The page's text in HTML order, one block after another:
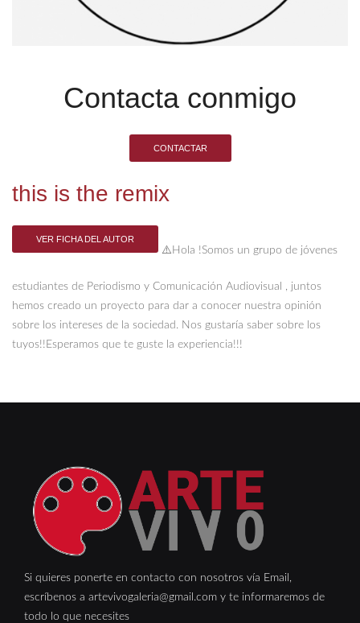
Contacta conmigo
CONTACTAR
this is the remix
VER FICHA DEL AUTOR
⚠️Hola !Somos un grupo de jóvenes
estudiantes de Periodismo y Comunicación Audiovisual , juntos
hemos creado un proyecto para dar a conocer nuestra opinión
sobre los intereses de la sociedad. Nos gustaría saber sobre los
tuyos!!​ Esperamos que te guste la experiencia!!!
Si quieres ponerte en contacto con nosotros vía Email,
escríbenos a artevivogaleria@gmail.com y te informaremos de
todo lo que necesites